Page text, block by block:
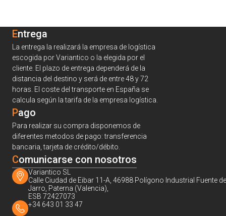
Entrega
La entrega la realizará la empresa de logística
escogida por Variantico o la elegida por el
cliente. El plazo de entrega dependerá de la
distancia del destino y será de entre 48 y 72
horas. El coste del transporte en España se
calcula según la tarifa de la empresa logística.
Pago
Para realizar su compra disponemos de
diferentes metodos de pago: transferencia
bancaria, tarjeta de crédito/débito.
Comunicarse con nosotros
Variantico SL
Calle Ciudad de Eibar 11-A, 46988 Polígono Industrial Fuente
Jarro, Paterna (Valencia),
ESB 72427073
+34 643 01 33 47